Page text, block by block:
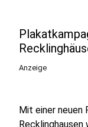
Anzeige
Mit einer neuen